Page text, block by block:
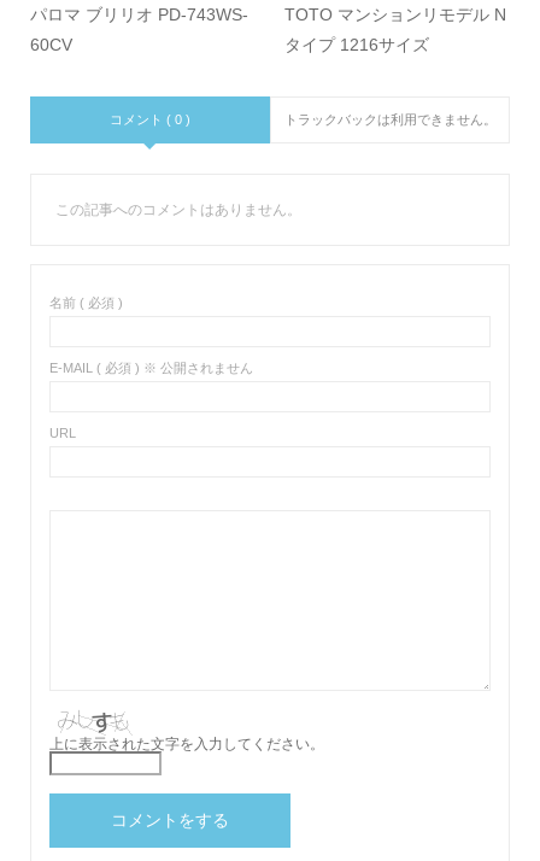
パロマ ブリリオ PD-743WS-
60CV
TOTO マンションリモデル N
タイプ 1216サイズ
コメント ( 0 ) トラックバックは利用できません。
この記事へのコメントはありません。
名前 ( 必須 )
E-MAIL ( 必須 ) ※ 公開されません
URL
上に表示された文字を入力してください。